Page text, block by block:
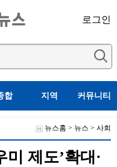
로그인
합 지역 커뮤니티
뉴스홈 > 뉴스 > 사회
제도’확대·